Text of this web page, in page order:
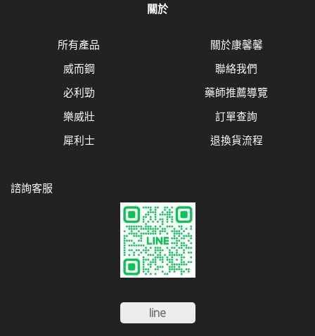
關於
所有產品
威而鋼
必利勁
樂威壯
犀利士
關於康馨馨
聯絡我們
藥師推薦導覽
訂單查詢
退換貨流程
諮詢客服
line